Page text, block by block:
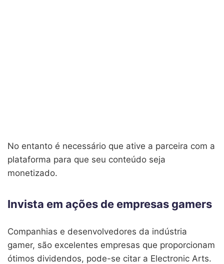
No entanto é necessário que ative a parceira com a
plataforma para que seu conteúdo seja
monetizado.
Invista em ações de empresas gamers
Companhias e desenvolvedores da indústria
gamer, são excelentes empresas que proporcionam
ótimos dividendos, pode-se citar a Electronic Arts.